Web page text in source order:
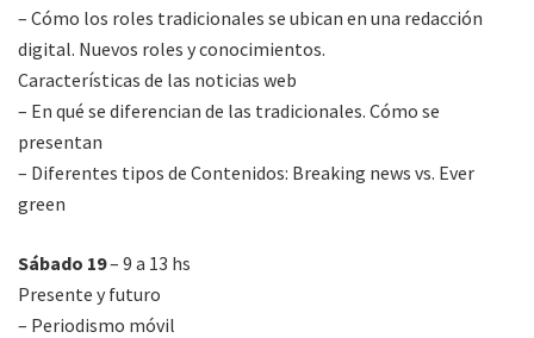
– Cómo los roles tradicionales se ubican en una redacción
digital. Nuevos roles y conocimientos.
Características de las noticias web
– En qué se diferencian de las tradicionales. Cómo se
presentan
– Diferentes tipos de Contenidos: Breaking news vs. Ever
green
Sábado 19– 9 a 13 hs
Presente y futuro
– Periodismo móvil